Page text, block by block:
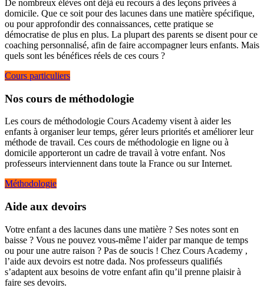
De nombreux élèves ont déjà eu recours à des leçons privées à
domicile. Que ce soit pour des lacunes dans une matière spécifique,
ou pour approfondir des connaissances, cette pratique se
démocratise de plus en plus. La plupart des parents se disent pour ce
coaching personnalisé, afin de faire accompagner leurs enfants. Mais
quels sont les bénéfices réels de ces cours ?
Cours particuliers
Nos cours de méthodologie
Les cours de méthodologie Cours Academy visent à aider les
enfants à organiser leur temps, gérer leurs priorités et améliorer leur
méthode de travail. Ces cours de méthodologie en ligne ou à
domicile apporteront un cadre de travail à votre enfant. Nos
professeurs interviennent dans toute la France ou sur Internet.
Méthodologie
Aide aux devoirs
Votre enfant a des lacunes dans une matière ? Ses notes sont en
baisse ? Vous ne pouvez vous-même l’aider par manque de temps
ou pour une autre raison ? Pas de soucis ! Chez Cours Academy ,
l’aide aux devoirs est notre dada. Nos professeurs qualifiés
s’adaptent aux besoins de votre enfant afin qu’il prenne plaisir à
faire ses devoirs.